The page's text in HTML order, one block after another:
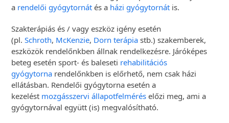
a rendelői gyógytornát és a házi gyógytornát is.
Szakterápiás és / vagy eszköz igény esetén
(pl.Schroth, McKenzie, Dorn terápia stb.) szakemberek,
eszközök rendelőnkben állnak rendelkezésre. Járóképes
beteg esetén sport- és baleseti rehabilitációs
gyógytorna rendelőnkben is előrhető, nem csak házi
ellátásban. Rendelői gyógytorna esetén a
kezelést mozgásszervi állapotfelmérés előzi meg, ami a
gyógytornával együtt (is) megvalósítható.